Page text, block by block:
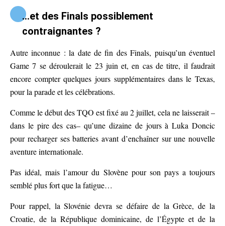
…et des Finals possiblement
contraignantes ?
Autre inconnue : la date de fin des Finals, puisqu’un éventuel
Game 7 se déroulerait le 23 juin et, en cas de titre, il faudrait
encore compter quelques jours supplémentaires dans le Texas,
pour la parade et les célébrations.
Comme le début des TQO est fixé au 2 juillet, cela ne laisserait –
dans le pire des cas– qu’une dizaine de jours à Luka Doncic
pour recharger ses batteries avant d’enchaîner sur une nouvelle
aventure internationale.
Pas idéal, mais l’amour du Slovène pour son pays a toujours
semblé plus fort que la fatigue…
Pour rappel, la Slovénie devra se défaire de la Grèce, de la
Croatie, de la République dominicaine, de l’Égypte et de la